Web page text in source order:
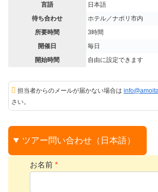
言語
日本語
待ち合わせ
ホテル／ナポリ市内
所要時間
3時間
開催日
毎日
開始時間
自由に設定できます
担当者からのメールが届かない場合は
さい。
ツアー問い合わせ（日本語）
お名前 *